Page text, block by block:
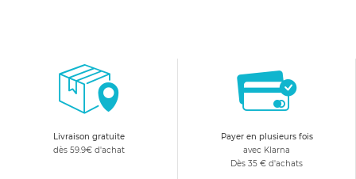
Livraison gratuite
dès 59.9€ d'achat
Payer en plusieurs fois
avec Klarna
Dès 35 € d'achats